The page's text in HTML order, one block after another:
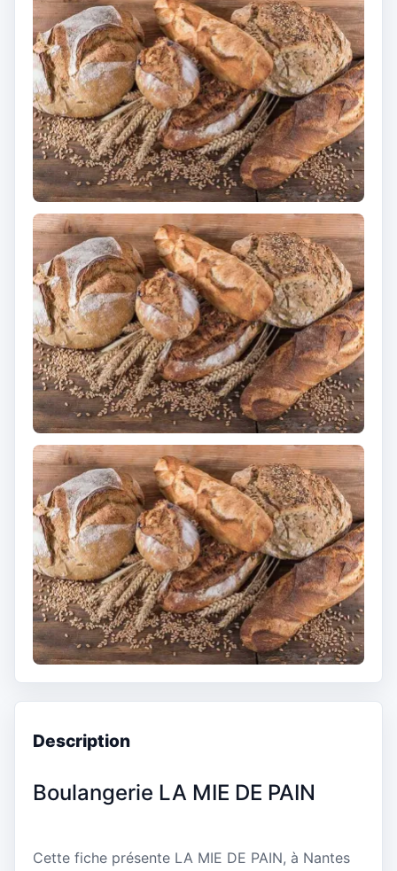
Description
Boulangerie LA MIE DE PAIN
Cette fiche présente LA MIE DE PAIN, à Nantes